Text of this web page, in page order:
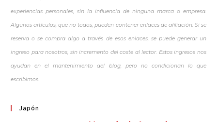
experiencias personales, sin la influencia de ninguna marca o empresa.
Algunos artículos, que no todos, pueden contener enlaces de afiliación. Si se
reserva o se compra algo a través de esos enlaces, se puede generar un
ingreso para nosotros, sin incremento del coste al lector. Estos ingresos nos
ayudan en el mantenimiento del blog, pero no condicionan lo que
escribimos.
Japón